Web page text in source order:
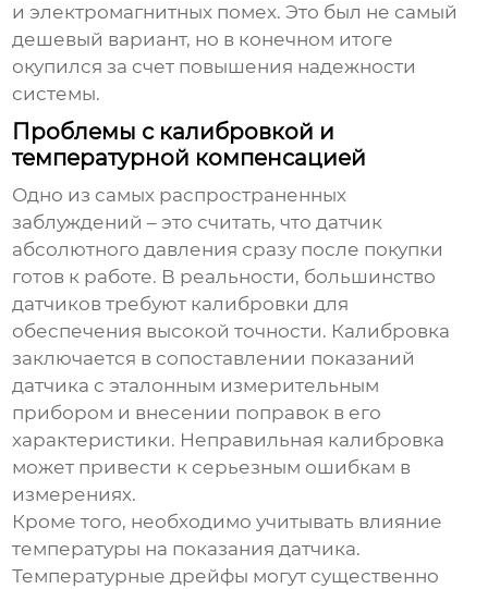
и электромагнитных помех. Это был не самый
дешевый вариант, но в конечном итоге
окупился за счет повышения надежности
системы.
Проблемы с калибровкой и
температурной компенсацией
Одно из самых распространенных
заблуждений – это считать, чтодатчик
абсолютного давления сразу после покупки
готов к работе. В реальности, большинство
датчиков требуют калибровки для
обеспечения высокой точности. Калибровка
заключается в сопоставлении показаний
датчика с эталонным измерительным
прибором и внесении поправок в его
характеристики. Неправильная калибровка
может привести к серьезным ошибкам в
измерениях.
Кроме того, необходимо учитывать влияние
температуры на показания датчика.
Температурные дрейфы могут существенно